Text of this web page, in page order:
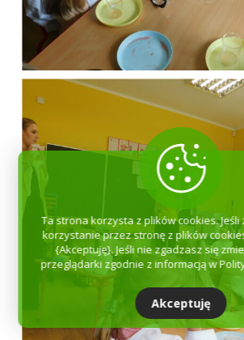
Ta strona korzysta z plików cookies. Jeśli
korzystanie przez stronę z plików
{Akceptuję}. Jeśli nie zgadzasz się
przeglądarki zgodnie z informacją w
Akceptuję